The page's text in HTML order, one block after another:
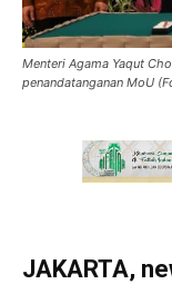
Menteri Agama Yaqut
penandatanganan MoU
JAKARTA,